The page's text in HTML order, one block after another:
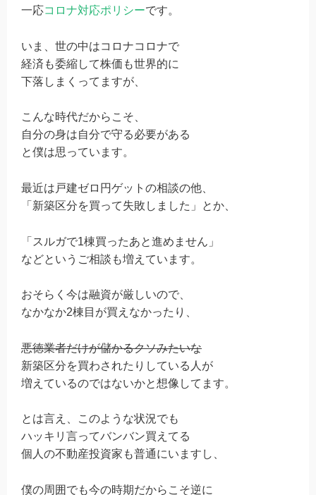
一応コロナ対応ポリシーです。
いま、世の中はコロナコロナで
経済も委縮して株価も世界的に
下落しまくってますが、
こんな時代だからこそ、
自分の身は自分で守る必要がある
と僕は思っています。
最近は戸建ゼロ円ゲットの相談の他、
「新築区分を買って失敗しました」とか、
「スルガで1棟買ったあと進めません」
などというご相談も増えています。
おそらく今は融資が厳しいので、
なかなか2棟目が買えなかったり、
悪徳業者だけが儲かるクソみたいな
新築区分を買わされたりしている人が
増えているのではないかと想像してます。
とは言え、このような状況でも
ハッキリ言ってバンバン買えてる
個人の不動産投資家も普通にいますし、
僕の周囲でも今の時期だからこそ逆に